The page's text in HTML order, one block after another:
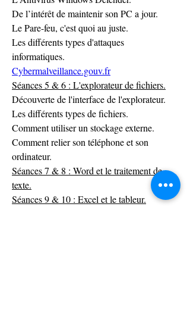
De l’intérêt de maintenir son PC a jour.
Le Pare-feu, c'est quoi au juste.
Les différents types d'attaques
informatiques.
Cybermalveillance.gouv.fr
Séances 5 & 6 : L'explorateur de fichiers.
Découverte de l'interface de l'explorateur.
Les différents types de fichiers.
Comment utiliser un stockage externe.
Comment relier son téléphone et son
ordinateur.
Séances 7 & 8 : Word et le traitement de
texte.
Séances 9 & 10 : Excel et le tableur.